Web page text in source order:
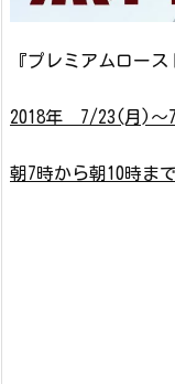
『プレミアムロー
2018年 7/23(月)～
朝7時から朝10時ま